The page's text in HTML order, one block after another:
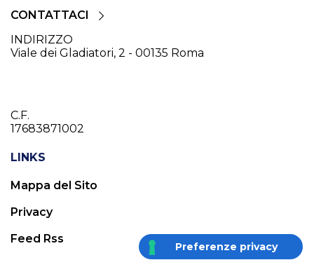
CONTATTACI
INDIRIZZO
Viale dei Gladiatori, 2 - 00135 Roma
C.F.
17683871002
LINKS
Mappa del Sito
Privacy
Feed Rss